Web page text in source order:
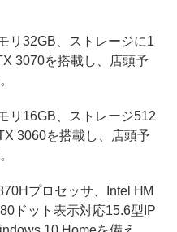
リ32GB、ストレージに1
3070を搭載し、店頭予
リ16GB、ストレージ512
3060を搭載し、店頭予
プロセッサ、Intel HM
ドット表示対応15.6型IP